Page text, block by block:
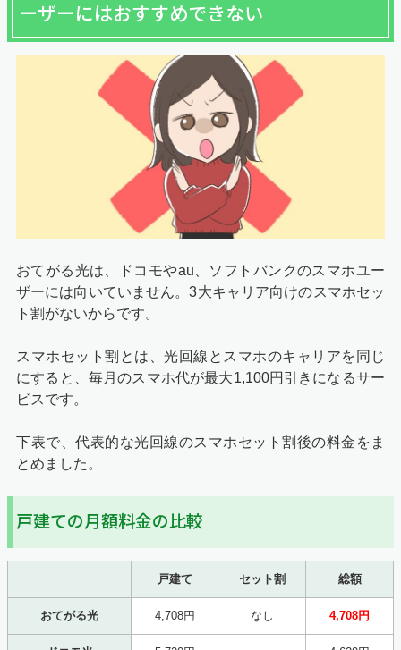
ーザーにはおすすめできない
おてがる光は、ドコモやau、ソフトバンクのスマホユー
ザーには向いていません。3大キャリア向けのスマホセッ
ト割がないからです。
スマホセット割とは、光回線とスマホのキャリアを同じ
にすると、毎月のスマホ代が最大1,100円引きになるサー
ビスです。
下表で、代表的な光回線のスマホセット割後の料金をま
とめました。
戸建ての月額料金の比較
戸建て セット割 総額
おてがる光 4,708円 なし 4,708円